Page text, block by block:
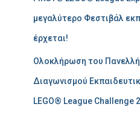
μεγαλύτερο Φεστιβάλ
έρχεται!
Ολοκλήρωση του
Διαγωνισμού
LEGO® League Challenge